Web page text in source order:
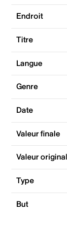
Endroit
Titre
Langue
Genre
Date
Valeur finale
Valeur
Type
But